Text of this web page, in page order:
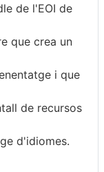
de l'EOI de
que crea un
i que
de recursos
d'idiomes.